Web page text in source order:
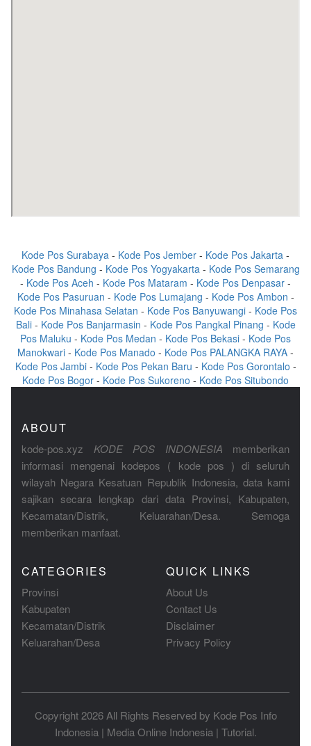
Kode Pos Surabaya - Kode Pos Jember - Kode Pos Jakarta -
Kode Pos Bandung - Kode Pos Yogyakarta- Kode Pos Semarang
- Kode Pos Aceh - Kode Pos Mataram - Kode Pos Denpasar -
Kode Pos Pasuruan - Kode Pos Lumajang - Kode Pos Ambon -
Kode Pos Minahasa Selatan - Kode Pos Banyuwangi - Kode Pos
Bali- Kode Pos Banjarmasin - Kode Pos Pangkal Pinang - Kode
Pos Maluku - Kode Pos Medan - Kode Pos Bekasi - Kode Pos
Manokwari - Kode Pos Manado - Kode Pos PALANGKA RAYA -
Kode Pos Jambi- Kode Pos Pekan Baru - Kode Pos Gorontalo -
Kode Pos Bogor - Kode Pos Sukoreno - Kode Pos Situbondo
ABOUT
kode-pos.xyz KODE POS INDONESIA memberikan
informasi mengenai kodepos ( kode pos ) di seluruh
wilayah Negara Kesatuan Republik Indonesia, data kami
sajikan secara lengkap dari data Provinsi, Kabupaten,
Kecamatan/Distrik, Keluarahan/Desa. Semoga
memberikan manfaat.
CATEGORIES
Provinsi
Kabupaten
Kecamatan/Distrik
Keluarahan/Desa
QUICK LINKS
About Us
Contact Us
Disclaimer
Privacy Policy
Copyright 2026 All Rights Reserved by Kode Pos Info
Indonesia| Media Online Indonesia| Tutorial.